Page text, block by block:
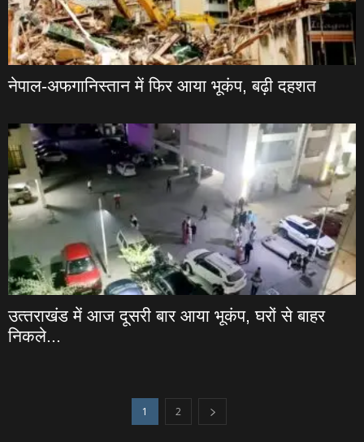
नेपाल-अफगानिस्तान में फिर आया भूकंप, बढ़ी दहशत
उत्‍तराखंड में आज दूसरी बार आया भूकंप, घरों से बाहर
निकले...
1 2